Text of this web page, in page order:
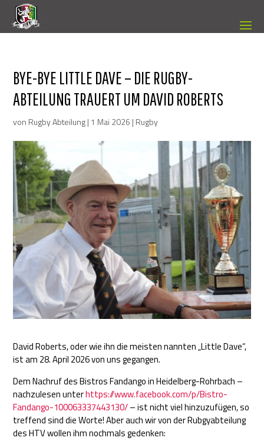
BYE-BYE LITTLE DAVE – DIE RUGBY-
ABTEILUNG TRAUERT UM DAVID ROBERTS
von Rugby Abteilung| 1 Mai 2026 | Rugby
David Roberts, oder wie ihn die meisten nannten „Little Dave“,
ist am 28. April 2026 von uns gegangen.
Dem Nachruf des Bistros Fandango in Heidelberg-Rohrbach –
nachzulesen unterhttps://www.facebook.com/p/Bistro-
Fandango-100063337443130/– ist nicht viel hinzuzufügen, so
treffend sind die Worte! Aber auch wir von der Rubgyabteilung
des HTV wollen ihm nochmals gedenken: